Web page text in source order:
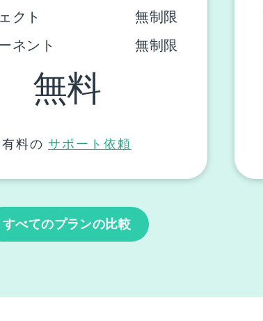
クト
無制限
ネント
無制限
無料
有料の サポート依頼
すべてのプランの比較